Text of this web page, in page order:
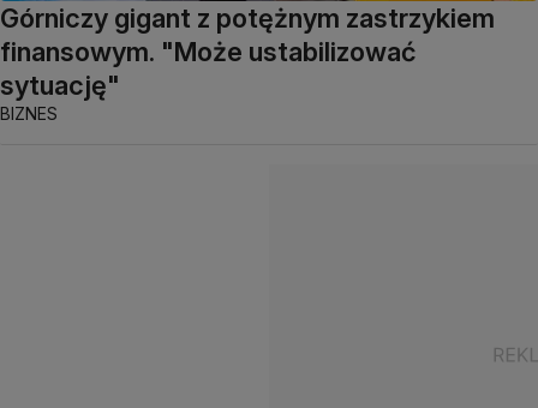
Górniczy gigant z potężnym zastrzykiem
finansowym. "Może ustabilizować
sytuację"
BIZNES